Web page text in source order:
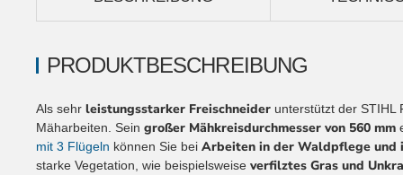
PRODUKTBESCHREIBUNG
Als sehr leistungsstarker Freischneider unterstützt der STIHL
Mäharbeiten. Sein großer Mähkreisdurchmesser von 560 mm
mit 3 Flügeln können Sie bei Arbeiten in der Waldpflege und
starke Vegetation, wie beispielsweise verfilztes Gras und